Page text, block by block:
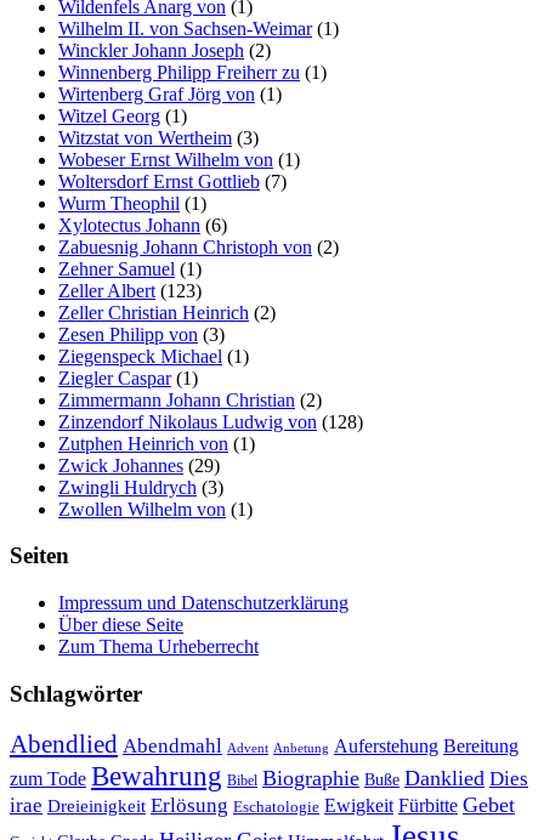
Wildenfels Anarg von (1)
Wilhelm II. von Sachsen-Weimar(1)
Winckler Johann Joseph (2)
Winnenberg Philipp Freiherr zu (1)
Wirtenberg Graf Jörg von (1)
Witzel Georg (1)
Witzstat von Wertheim (3)
Wobeser Ernst Wilhelm von (1)
Woltersdorf Ernst Gottlieb (7)
Wurm Theophil (1)
Xylotectus Johann (6)
Zabuesnig Johann Christoph von (2)
Zehner Samuel (1)
Zeller Albert (123)
Zeller Christian Heinrich (2)
Zesen Philipp von (3)
Ziegenspeck Michael (1)
Ziegler Caspar(1)
Zimmermann Johann Christian (2)
Zinzendorf Nikolaus Ludwig von (128)
Zutphen Heinrich von (1)
Zwick Johannes (29)
Zwingli Huldrych (3)
Zwollen Wilhelm von (1)
Seiten
Impressum und Datenschutzerklärung
Über diese Seite
Zum Thema Urheberrecht
Schlagwörter
Abendlied Abendmahl Advent Anbetung Auferstehung Bereitung
zum Tode Bewahrung Bibel Biographie Buße Danklied Dies
irae Dreieinigkeit Erlösung Eschatologie Ewigkeit Fürbitte Gebet